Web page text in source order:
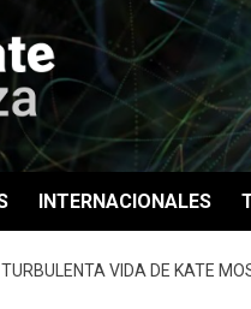
INTERNACIONALES
VIDA DE KATE